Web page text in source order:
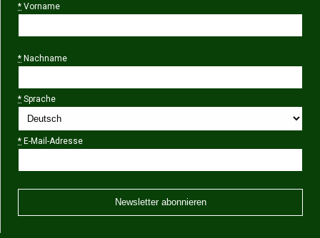
* Vorname
* Nachname
* Sprache
* E-Mail-Adresse